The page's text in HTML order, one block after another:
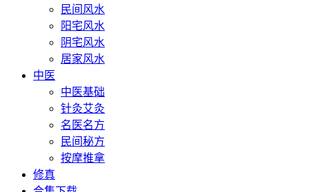
民间风水
阳宅风水
阴宅风水
居家风水
中医
中医基础
针灸艾灸
名医名方
民间秘方
按摩推拿
修真